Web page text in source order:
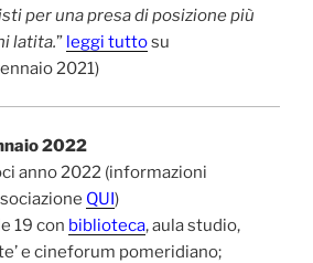
per una presa di posizione più
latita.” leggi tuttosu
2021)
2022
anno 2022 (informazioni
QUI)
19 con biblioteca, aula studio,
e cineforum pomeridiano;